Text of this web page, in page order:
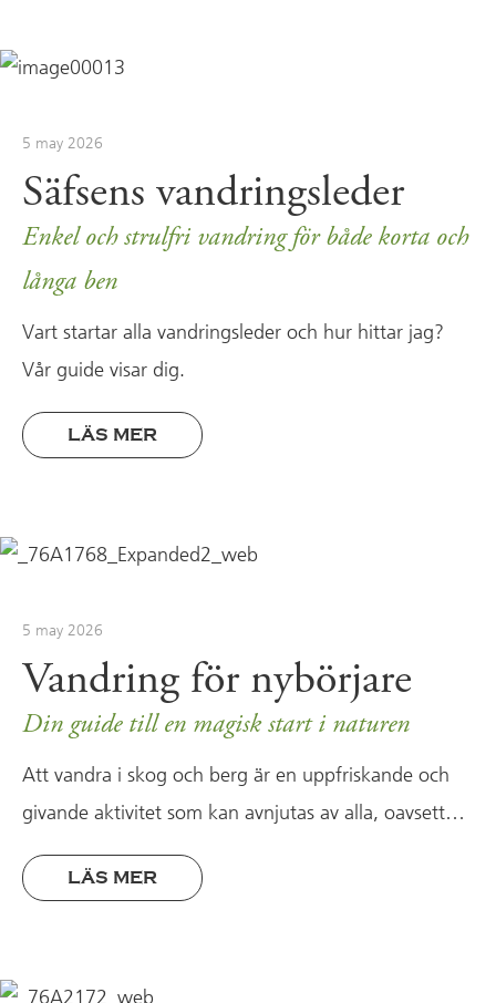
5 may 2026
Säfsens vandringsleder
Enkel och strulfri vandring för både korta och
långa ben
Vart startar alla vandringsleder och hur hittar jag?
Vår guide visar dig.
LÄS MER
5 may 2026
Vandring för nybörjare
Din guide till en magisk start i naturen
Att vandra i skog och berg är en uppfriskande och
givande aktivitet som kan avnjutas av alla, oavsett…
LÄS MER